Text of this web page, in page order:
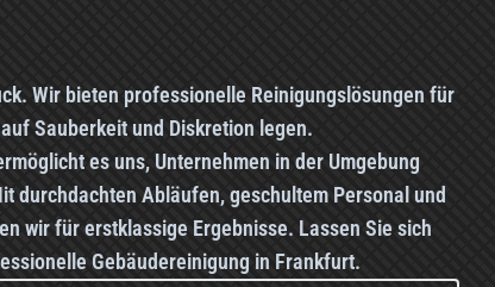
Wir bieten professionelle Reinigungslösungen für
Sauberkeit und Diskretion legen.
es uns, Unternehmen in der Umgebung
durchdachten Abläufen, geschultem Personal und
wir für erstklassige Ergebnisse. Lassen Sie sich
Gebäudereinigung in Frankfurt.